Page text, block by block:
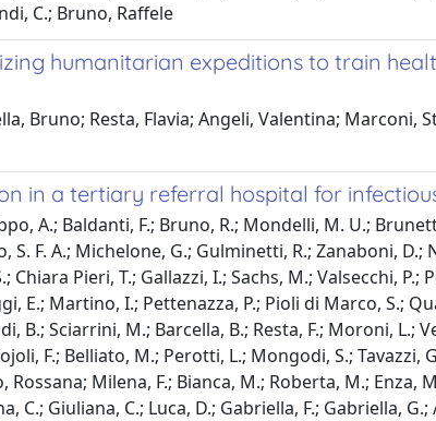
C.; Bruno, Raffele
humanitarian expeditions to train
Bruno; Resta, Flavia; Angeli, Valentina; Marconi,
in a tertiary referral hospital for
A.; Baldanti, F.; Bruno, R.; Mondelli, M. U.;
F. A.; Michelone, G.; Gulminetti, R.; Zanaboni,
Pieri, T.; Gallazzi, I.; Sachs, M.; Valsecchi, P.;
E.; Martino, I.; Pettenazza, P.; Pioli di Marco, S.;
B.; Sciarrini, M.; Barcella, B.; Resta, F.; Moroni, L.;
F.; Belliato, M.; Perotti, L.; Mongodi, S.; Tavazzi,
Milena, F.; Bianca, M.; Roberta, M.; Enza,
C.; Giuliana, C.; Luca, D.; Gabriella, F.; Gabriella,